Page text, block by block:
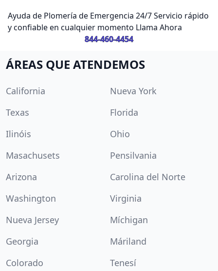
Ayuda de Plomería de Emergencia 24/7 Servicio rápido
y confiable en cualquier momento Llama Ahora
844-460-4454
ÁREAS QUE ATENDEMOS
California
Nueva York
Texas
Florida
Ilinóis
Ohio
Masachusets
Pensilvania
Arizona
Carolina del Norte
Washington
Virginia
Nueva Jersey
Míchigan
Georgia
Máriland
Colorado
Tenesí